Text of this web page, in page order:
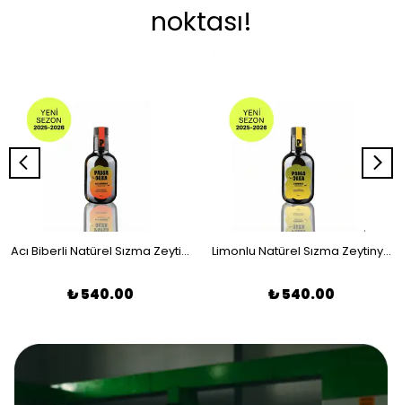
noktası!
Acı Biberli Natürel Sızma Zeytinyağı 250 ml
₺ 540.00
Limonlu Natürel Sızma Zeytinyağı 250 ml
₺ 540.00